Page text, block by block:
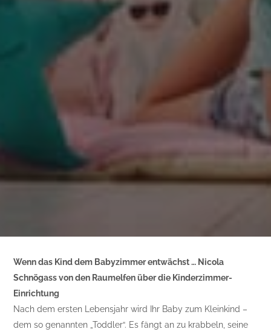
Wenn das Kind dem Babyzimmer entwächst … Nicola
Schnögass von den Raumelfen über die Kinderzimmer-
Einrichtung
Nach dem ersten Lebensjahr wird Ihr Baby zum Kleinkind –
dem so genannten „Toddler“. Es fängt an zu krabbeln, seine